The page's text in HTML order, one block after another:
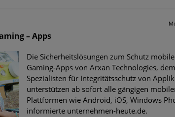
– Apps
Die Sicherheitslösungen zum Schutz
Gaming-Apps von Arxan Technologies, dem
Spezialisten für Integritätsschutz von
unterstützen ab sofort alle gängigen
Plattformen wie Android, iOS, Windows
informierte unternehmen-heute.de.